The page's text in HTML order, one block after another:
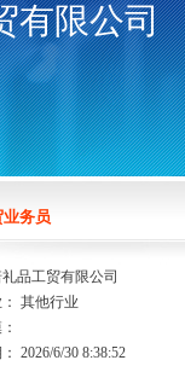
有限公司
务员
品工贸有限公司
其他行业
2026/6/30 8:38:52